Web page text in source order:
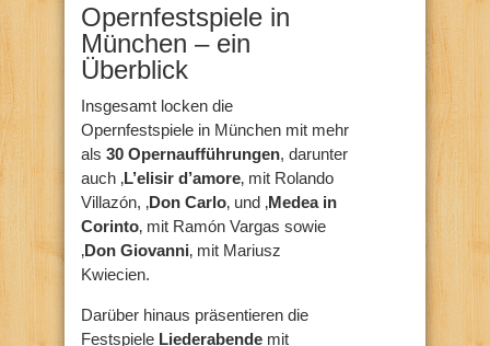
Opernfestspiele in
München – ein
Überblick
Insgesamt locken die
Opernfestspiele in München mit mehr
als 30 Opernaufführungen, darunter
auch ‚L’elisir d’amore‚ mit Rolando
Villazón, ‚Don Carlo‚ und ‚Medea in
Corinto‚ mit Ramón Vargas sowie
‚Don Giovanni‚ mit Mariusz
Kwiecien.
Darüber hinaus präsentieren die
Festspiele Liederabende mit